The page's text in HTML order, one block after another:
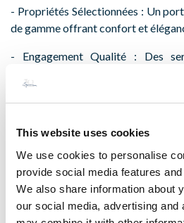
This website uses cookies
We use cookies to personalise
provide social media features
We also share information about
our social media, advertising and
- Propriétés Sélectionnées : Un
de gamme offrant confort et
- Engagement Qualité : Des
répondre aux besoins spécifiques
glisse.
Immobilière Sperone
Plongez dans une expérience
l'agence Immobilière Sperone.
kitesurf, du windsurf, de la
nous avons la location idéale